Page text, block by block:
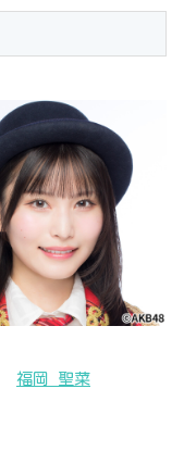
福岡 聖菜